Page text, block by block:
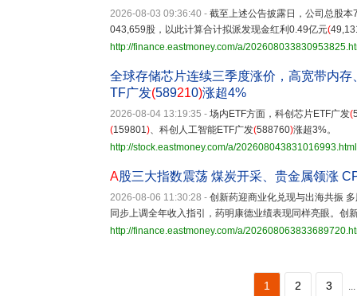
2026-08-03 09:36:40 - 截至上述公告披露日，公司总股
043,659股，以此计算合计拟派发现金红利0.49亿元(
http://finance.eastmoney.com/a/
全球存储芯片连续三季度涨价，高宽带内
TF广发(589210)涨超4%
2026-08-04 13:19:35 - 场内ETF方面，科创芯片ETF广发(
(159801)、科创人工智能ETF广发(588760)涨超3%。
http://stock.eastmoney.com/a/202608043831016993.html
A股三大指数震荡 煤炭开采、贵金属领涨
2026-08-06 11:30:28 - 创新药迎商业化兑现与出海共振
同步上调全年收入指引，药明康德业绩表现同样亮眼。创
http://finance.eastmoney.com/a/
1 2 3 ...